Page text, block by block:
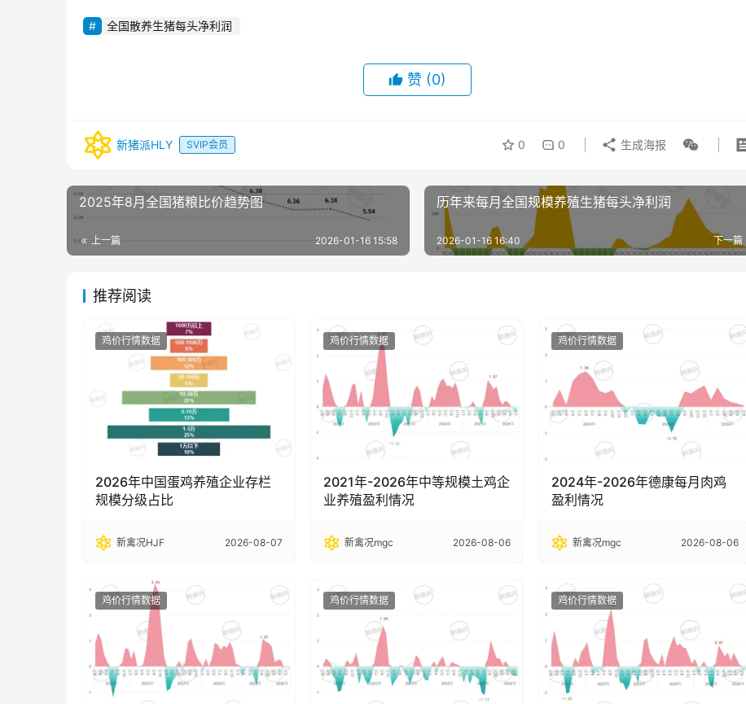
全国散养生猪每头净利润
赞 (0)
新猪派HLY SVIP会员 0 0 生成海报
2025年8月全国猪粮比价趋势图
上一篇 2026-01-16 15:58
历年来每月全国规模养殖生猪每头净利润
下一篇
2026-01-16 16:40
推荐阅读
鸡价行情数据
2026年中国蛋鸡养殖企业存栏
规模分级占比
新禽况HJF 2026-08-07
鸡价行情数据
2021年-2026年中等规模土鸡企
业养殖盈利情况
新禽况mgc 2026-08-06
鸡价行情数据
2024年-2026年德康每月肉鸡
盈利情况
新禽况mgc 2026-08-06
鸡价行情数据 鸡价行情数据 鸡价行情数据